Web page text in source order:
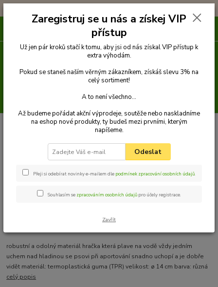
Příslušenství Plovoucí hračka do vody, TPR, ø 14 cm
Plovoucí hračka do vody, TPR, ø
robustní a odolný materiál hračka která plave na vodě vždy jedním
uchem nad hladinou se psovi při aportování snadno uchopí a je dobře
vidět materiál: termoplastická guma (TPR) velikost: ø 14 cm barva: různá
celý popis
Zaregistruj se u nás a získej VIP
přístup
Už jen pár kroků stačí k tomu, aby jsi od nás získal VIP přístup k
extra výhodám.
Pokud se staneš naším věrným zákazníkem, získáš slevu 3% na
celý sortiment!
A to není všechno...
Až budeme pořádat akční výprodeje, soutěže nebo naskladníme
na eshop nové produkty, ty budeš mezi prvními, kterým
napíšeme.
Odeslat
Přeji si odebírat novinky e-mailem dle podmínek zpracování osobních údajů.
Souhlasím se zpracováním osobních údajů pro účely registrace.
Zavřít